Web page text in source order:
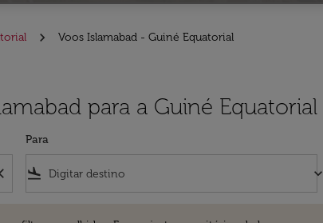
Voos Islamabad - Guiné Equatorial
para a Guiné Equatorial
Para
flight_land keyboard_arrow_down